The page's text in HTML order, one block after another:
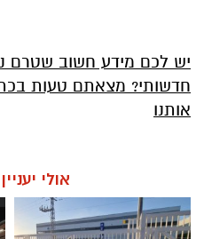
יש לכם מידע חשוב שטרם
חדשותי? מצאתם טעות
אותנו
אולי